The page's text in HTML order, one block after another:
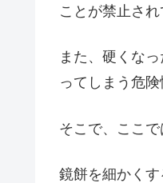
ことが禁止さ
また、硬くな
ってしまう危険
そこで、ここ
鏡餅を細かく